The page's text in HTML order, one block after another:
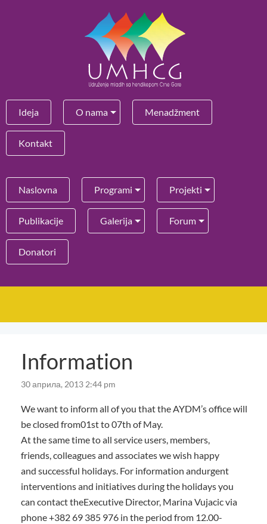
Ideja O nama Menadžment
Kontakt
Naslovna Programi Projekti
Publikacije Galerija Forum
Donatori
Information
30 априла, 2013 2:44 pm
We want to inform all of you that the AYDM’s office will
be closed from01st to 07th of May.
At the same time to all service users, members,
friends, colleagues and associates we wish happy
and successful holidays. For information andurgent
interventions and initiatives during the holidays you
can contact theExecutive Director, Marina Vujacic via
phone +382 69 385 976 in the period from 12.00-